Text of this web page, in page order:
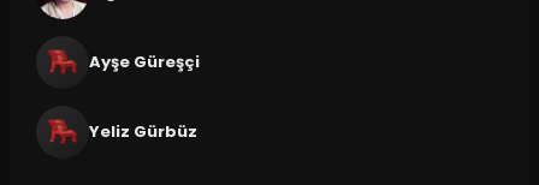
Ayşe Güreşçi
Yeliz Gürbüz